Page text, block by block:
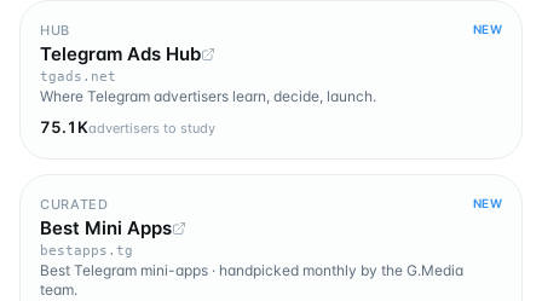
HUB NEW
Telegram Ads Hub
tgads.net
Where Telegram advertisers learn, decide, launch.
75.1Kadvertisers to study
CURATED NEW
Best Mini Apps
bestapps.tg
Best Telegram mini-apps · handpicked monthly by the G.Media
team.